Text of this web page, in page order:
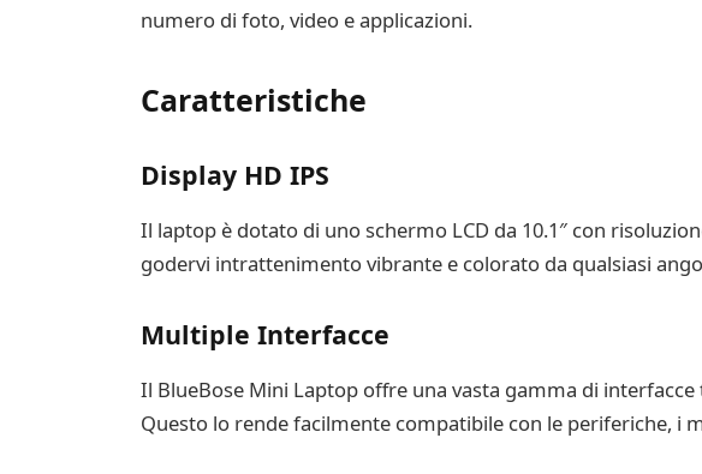
numero di foto, video e applicazioni.
Caratteristiche
Display HD IPS
Il laptop è dotato di uno schermo LCD da 10.1″ con
godervi intrattenimento vibrante e colorato da qualsiasi
Multiple Interfacce
Il BlueBose Mini Laptop offre una vasta gamma di interfacce
Questo lo rende facilmente compatibile con le periferiche,